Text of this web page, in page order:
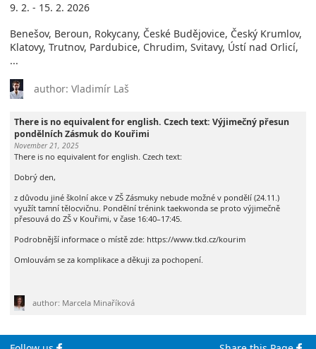
9. 2. - 15. 2. 2026
Benešov, Beroun, Rokycany, České Budějovice, Český Krumlov,
Klatovy, Trutnov, Pardubice, Chrudim, Svitavy, Ústí nad Orlicí,
...
author: Vladimír Laš
There is no equivalent for english. Czech text: Výjimečný přesun
pondělních Zásmuk do Kouřimi
November 21, 2025
There is no equivalent for english. Czech text:
Dobrý den,
z důvodu jiné školní akce v ZŠ Zásmuky nebude možné v pondělí (24.11.)
využít tamní tělocvičnu. Pondělní trénink taekwonda se proto výjimečně
přesouvá do ZŠ v Kouřimi, v čase 16:40–17:45.
Podrobnější informace o místě zde: https://www.tkd.cz/kourim
Omlouvám se za komplikace a děkuji za pochopení.
author: Marcela Minaříková